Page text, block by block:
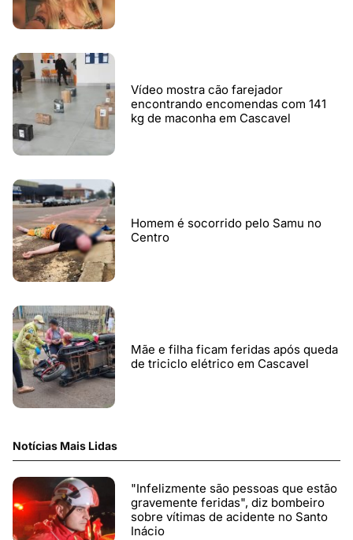
Vídeo mostra cão farejador
encontrando encomendas com 141
kg de maconha em Cascavel
Homem é socorrido pelo Samu no
Centro
Mãe e filha ficam feridas após queda
de triciclo elétrico em Cascavel
Notícias Mais Lidas
"Infelizmente são pessoas que estão
gravemente feridas", diz bombeiro
sobre vítimas de acidente no Santo
Inácio